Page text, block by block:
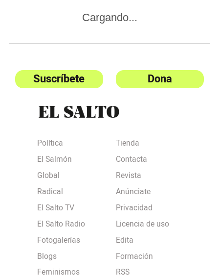
Cargando...
Suscríbete Dona
Política
El Salmón
Global
Radical
El Salto TV
El Salto Radio
Fotogalerías
Blogs
Feminismos
Tienda
Contacta
Revista
Anúnciate
Privacidad
Licencia de uso
Edita
Formación
RSS